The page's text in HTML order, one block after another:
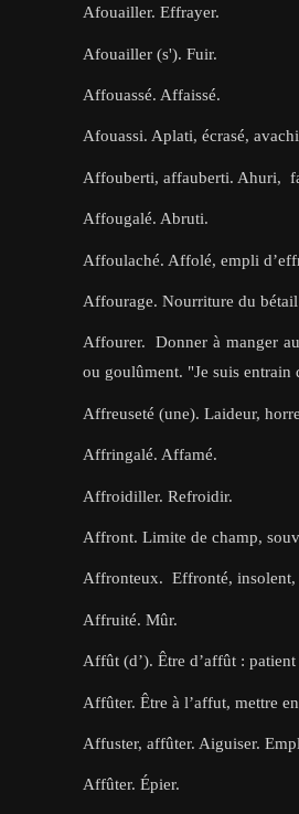
Afouailler. Effrayer.
Afouailler (s'). Fuir.
Affouassé. Affaissé.
Afouassi. Aplati, écrasé,
Affouberti, affauberti. Ahuri,
Affougalé. Abruti.
Affoulaché. Affolé, empli
Affourage. Nourriture du
Affourer. Donner à manger
ou goulûment. "Je suis entrain
Affreuseté (une). Laideur,
Affringalé. Affamé.
Affroidiller. Refroidir.
Affront. Limite de champ,
Affronteux. Effronté,
Affruité. Mûr.
Affût (d’). Être d’affût :
Affûter. Être à l’affut, mettre
Affuster, affûter. Aiguiser.
Affûter. Épier.